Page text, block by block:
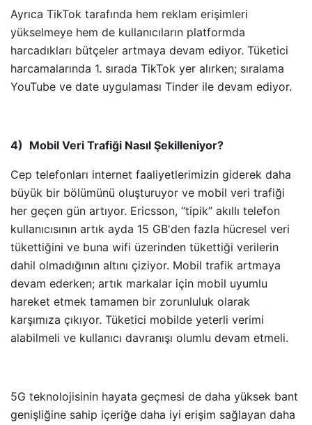
Ayrıca TikTok tarafında hem reklam erişimleri
yükselmeye hem de kullanıcıların platformda
harcadıkları bütçeler artmaya devam ediyor. Tüketici
harcamalarında 1. sırada TikTok yer alırken; sıralama
YouTube ve date uygulaması Tinder ile devam ediyor.
4) Mobil Veri Trafiği Nasıl Şekilleniyor?
Cep telefonları internet faaliyetlerimizin giderek daha
büyük bir bölümünü oluşturuyor ve mobil veri trafiği
her geçen gün artıyor. Ericsson, “tipik” akıllı telefon
kullanıcısının artık ayda 15 GB'den fazla hücresel veri
tükettiğini ve buna wifi üzerinden tükettiği verilerin
dahil olmadığının altını çiziyor. Mobil trafik artmaya
devam ederken; artık markalar için mobil uyumlu
hareket etmek tamamen bir zorunluluk olarak
karşımıza çıkıyor. Tüketici mobilde yeterli verimi
alabilmeli ve kullanıcı davranışı olumlu devam etmeli.
5G teknolojisinin hayata geçmesi de daha yüksek bant
genişliğine sahip içeriğe daha iyi erişim sağlayan daha